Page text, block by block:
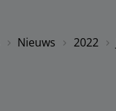
Nieuws 2022